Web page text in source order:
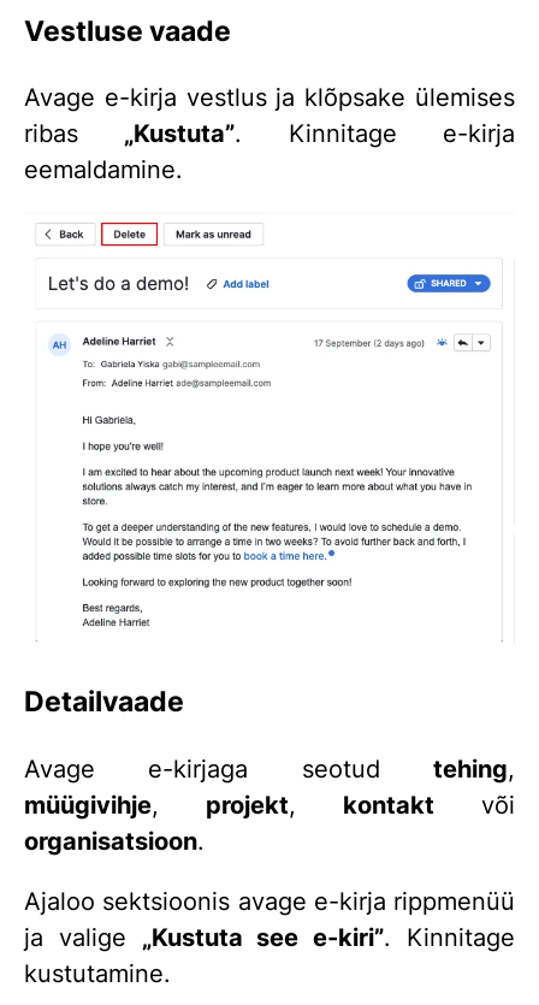
Vestluse vaade
Avage e-kirja vestlus ja klõpsake ülemises
ribas „Kustuta”. Kinnitage e-kirja
eemaldamine.
Detailvaade
Avage e-kirjaga seotud tehing,
müügivihje, projekt, kontakt või
organisatsioon.
Ajaloo sektsioonis avage e-kirja rippmenüü
ja valige „Kustuta see e-kiri”. Kinnitage
kustutamine.